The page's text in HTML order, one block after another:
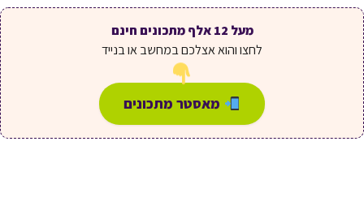
מעל 12 אלף מתכונים חינם
לחצו והוא אצלכם במחשב או בנייד
מאסטר מתכונים